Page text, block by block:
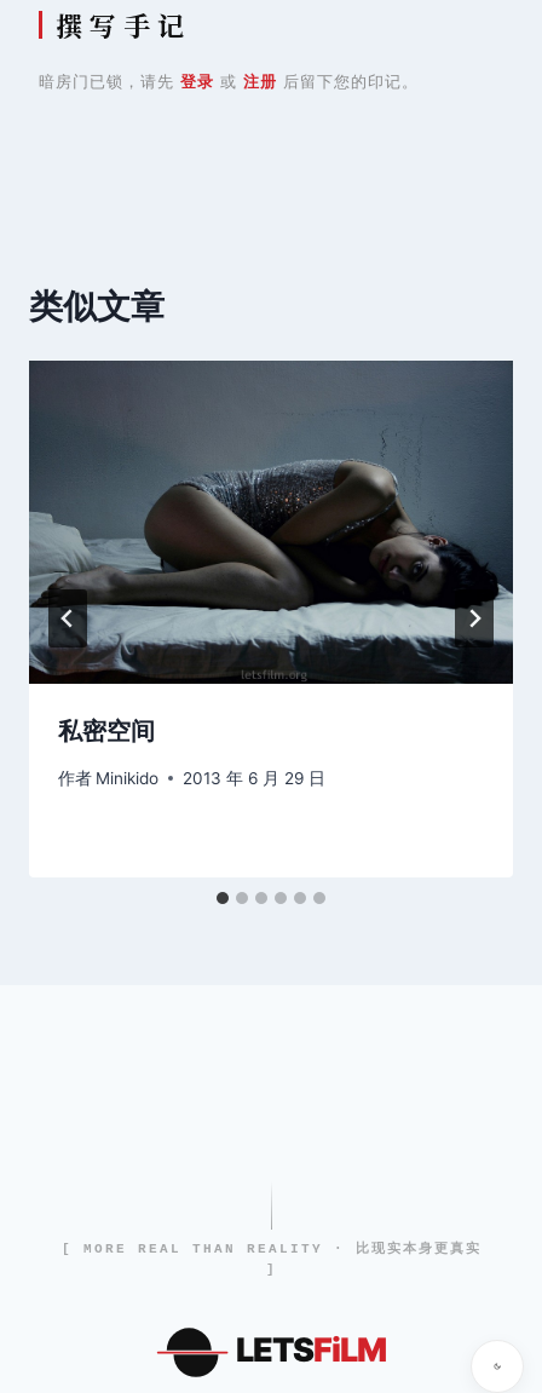
撰 写 手 记
暗房门已锁，请先 登录 或 注册 后留下您的印记。
类似文章
私密空间
作者 Minikido 2013 年 6 月 29 日
[ MORE REAL THAN REALITY · 比现实本身更真实
]
LETSFiLM